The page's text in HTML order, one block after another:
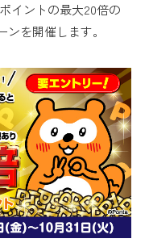
イントの最大20倍の
を開催します。